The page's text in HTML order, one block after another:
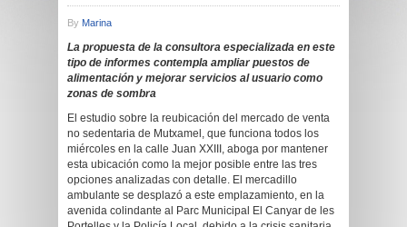
By Marina
La propuesta de la consultora especializada en este
tipo de informes contempla ampliar puestos de
alimentación y mejorar servicios al usuario como
zonas de sombra
El estudio sobre la reubicación del mercado de venta
no sedentaria de Mutxamel, que funciona todos los
miércoles en la calle Juan XXIII, aboga por mantener
esta ubicación como la mejor posible entre las tres
opciones analizadas con detalle. El mercadillo
ambulante se desplazó a este emplazamiento, en la
avenida colindante al Parc Municipal El Canyar de les